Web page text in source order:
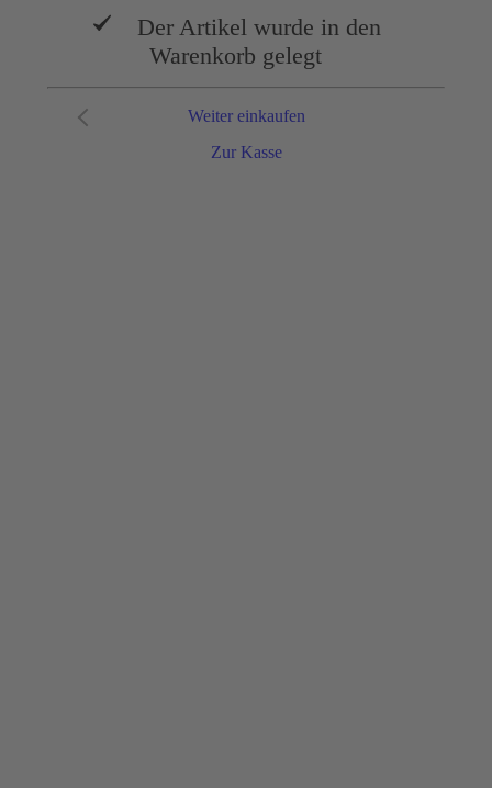
Der Artikel wurde in den
Warenkorb gelegt
Zur Kasse
Weiter einkaufen